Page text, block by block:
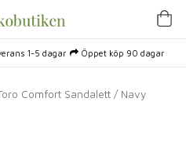
1-5 dagar Öppet köp 90 dagar
Comfort Sandalett / Navy